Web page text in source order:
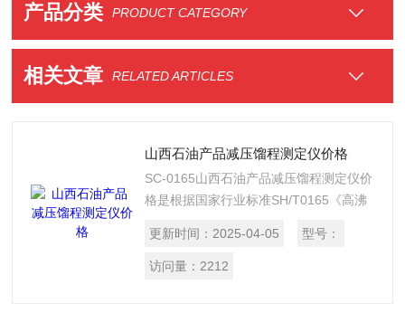
产品分类 PRODUCT CATEGORY
相关文章 RELATED ARTICLES
山西石油产品减压馏程测定仪价格
SC-0165山西石油产品减压馏程测定仪价
格是根据国家行业标准SH/T0165《高沸
制造的。是一款用于测定高粘度石油产品
馏程的仪器。适用于测定蜡油和润滑油等
更新时间： 2025-04-05 型号：
访问量： 2212